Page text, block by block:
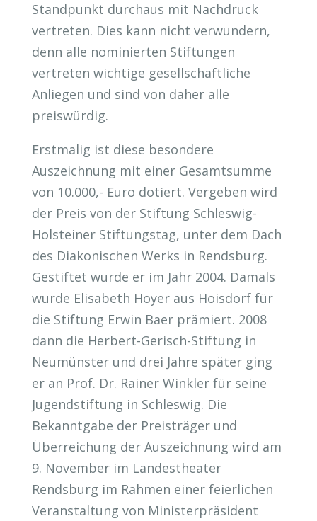
Standpunkt durchaus mit Nachdruck
vertreten. Dies kann nicht verwundern,
denn alle nominierten Stiftungen
vertreten wichtige gesellschaftliche
Anliegen und sind von daher alle
preiswürdig.
Erstmalig ist diese besondere
Auszeichnung mit einer Gesamtsumme
von 10.000,- Euro dotiert. Vergeben wird
der Preis von der Stiftung Schleswig-
Holsteiner Stiftungstag, unter dem Dach
des Diakonischen Werks in Rendsburg.
Gestiftet wurde er im Jahr 2004. Damals
wurde Elisabeth Hoyer aus Hoisdorf für
die Stiftung Erwin Baer prämiert. 2008
dann die Herbert-Gerisch-Stiftung in
Neumünster und drei Jahre später ging
er an Prof. Dr. Rainer Winkler für seine
Jugendstiftung in Schleswig. Die
Bekanntgabe der Preisträger und
Überreichung der Auszeichnung wird am
9. November im Landestheater
Rendsburg im Rahmen einer feierlichen
Veranstaltung von Ministerpräsident